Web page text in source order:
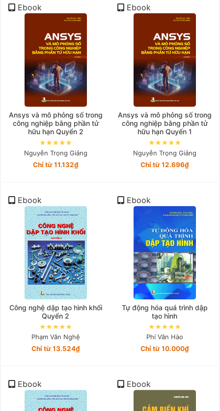
Ebook
Ansys và mô phỏng số trong
công nghiệp bằng phần tử
hữu hạn Quyển 2
Nguyễn Trọng Giảng
Chỉ từ 11.132₫
Ebook
Ansys và mô phỏng số trong
công nghiệp bằng phần tử
hữu hạn Quyển 1
Nguyễn Trọng Giảng
Chỉ từ 12.696₫
Ebook
Công nghệ dập tạo hình khối
Quyển 2
Phạm Văn Nghệ
Chỉ từ 13.524₫
Ebook
Tự động hóa quá trình dập
tạo hình
Phí Văn Hào
Chỉ từ 10.000₫
Ebook Ebook